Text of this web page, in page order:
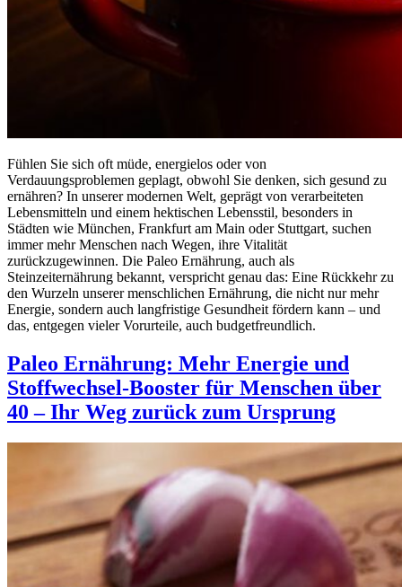
Fühlen Sie sich oft müde, energielos oder von
Verdauungsproblemen geplagt, obwohl Sie denken, sich gesund zu
ernähren? In unserer modernen Welt, geprägt von verarbeiteten
Lebensmitteln und einem hektischen Lebensstil, besonders in
Städten wie München, Frankfurt am Main oder Stuttgart, suchen
immer mehr Menschen nach Wegen, ihre Vitalität
zurückzugewinnen. Die Paleo Ernährung, auch als
Steinzeiternährung bekannt, verspricht genau das: Eine Rückkehr zu
den Wurzeln unserer menschlichen Ernährung, die nicht nur mehr
Energie, sondern auch langfristige Gesundheit fördern kann – und
das, entgegen vieler Vorurteile, auch budgetfreundlich.
Paleo Ernährung: Mehr Energie und
Stoffwechsel-Booster für Menschen über
40 – Ihr Weg zurück zum Ursprung